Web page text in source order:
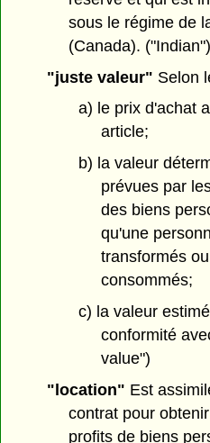
sous le régime de
(Canada). ("Indian")
"juste valeur" Selon
a) le prix d'achat
article;
b) la valeur
prévues par
des biens
qu'une
transformés
consommés;
c) la valeur
conformité
value")
"location" Est
contrat pour
profits de biens